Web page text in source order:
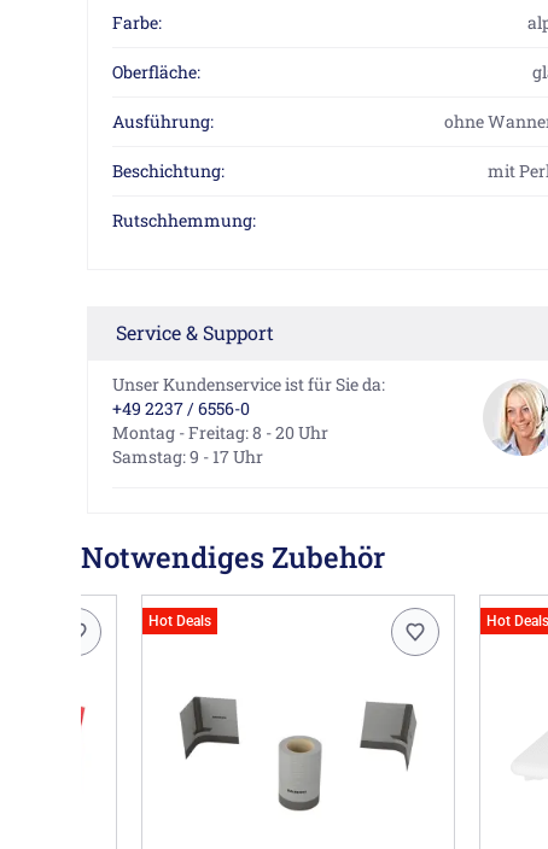
Farbe:
Oberfläche:
Ausführung: ohne
Beschichtung: mit
Rutschhemmung:
Service & Support
Unser Kundenservice ist für Sie da:
+49 2237 / 6556-0
Montag - Freitag: 8 - 20 Uhr
Samstag: 9 - 17 Uhr
Notwendiges Zubehör
Hot Deals Hot Deals